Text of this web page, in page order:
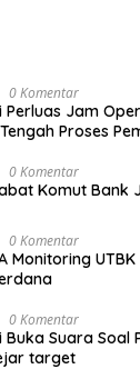
0 Komentar
Jam
Proses
0 Komentar
Komut Bank
0 Komentar
Monitoring
0 Komentar
Suara Soal
target